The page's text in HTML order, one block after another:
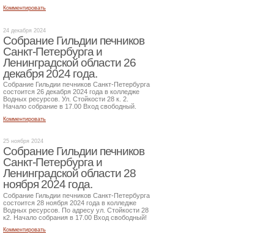
Комментировать
24 декабря 2024
Собрание Гильдии печников
Санкт-Петербурга и
Ленинградской области 26
декабря 2024 года.
Собрание Гильдии печников Санкт-Петербурга
состоится 26 декабря 2024 года в колледже
Водных ресурсов. Ул. Стойкости 28 к. 2.
Начало собрание в 17.00 Вход свободный.
Комментировать
25 ноября 2024
Собрание Гильдии печников
Санкт-Петербурга и
Ленинградской области 28
ноября 2024 года.
Собрание Гильдии печников Санкт-Петербурга
состоится 28 ноября 2024 года в колледже
Водных ресурсов. По адресу ул. Стойкости 28
к2. Начало собрания в 17.00 Вход свободный!
Комментировать